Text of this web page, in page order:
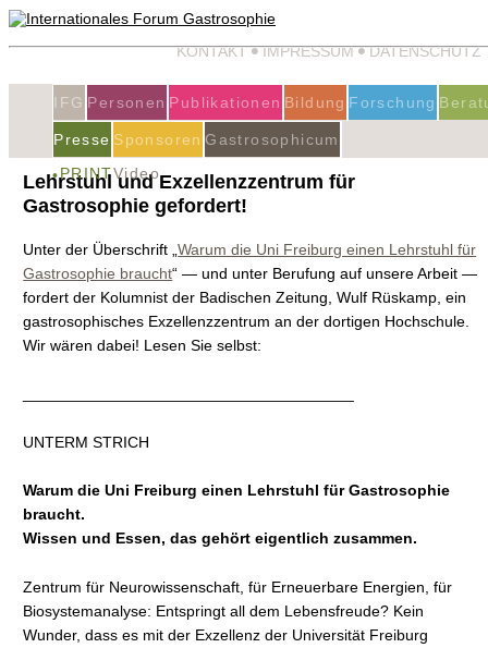
KONTAKT IMPRESSUM DATENSCHUTZ
IFG Personen Publikationen Bildung Forschung
Presse
PRINTVideo
Sponsoren Gastrosophicum
Lehrstuhl und Exzellenzzentrum für
Gastrosophie gefordert!
Unter der Überschrift „Warum die Uni Freiburg einen Lehrstuhl für
Gastrosophie braucht“ — und unter Berufung auf unsere Arbeit —
fordert der Kolumnist der Badischen Zeitung, Wulf Rüskamp, ein
gastrosophisches Exzellenzzentrum an der dortigen Hochschule.
Wir wären dabei! Lesen Sie selbst:
UNTERM STRICH
Warum die Uni Freiburg einen Lehrstuhl für Gastrosophie
braucht.
Wissen und Essen, das gehört eigentlich zusammen.
Zentrum für Neurowissenschaft, für Erneuerbare Energien, für
Biosystemanalyse: Entspringt all dem Lebensfreude? Kein
Wunder, dass es mit der Exzellenz der Universität Freiburg